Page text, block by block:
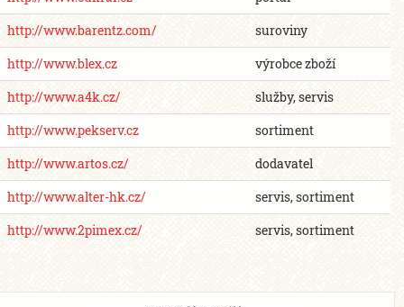
http://www.barentz.com/
suroviny
http://www.blex.cz
výrobce zboží
http://www.a4k.cz/
služby, servis
http://www.pekserv.cz
sortiment
http://www.artos.cz/
dodavatel
http://www.alter-hk.cz/
servis, sortiment
http://www.2pimex.cz/
servis, sortiment